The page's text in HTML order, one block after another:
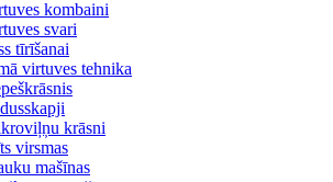
kombaini
svari
tīrīšanai
virtuves tehnika
krāsni
virsmas
mašīnas